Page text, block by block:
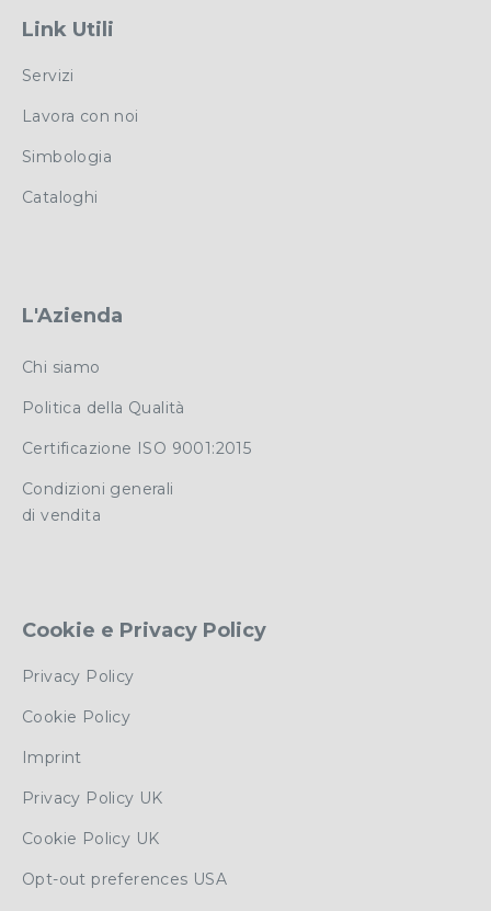
Link Utili
Servizi
Lavora con noi
Simbologia
Cataloghi
L'Azienda
Chi siamo
Politica della Qualità
Certificazione ISO 9001:2015
Condizioni generali
di vendita
Cookie e Privacy Policy
Privacy Policy
Cookie Policy
Imprint
Privacy Policy UK
Cookie Policy UK
Opt-out preferences USA